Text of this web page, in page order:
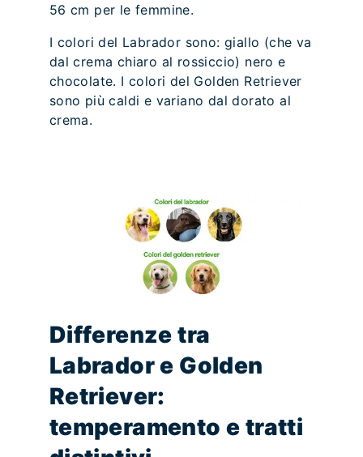
56 cm per le femmine.
I colori del Labrador sono: giallo (che va
dal crema chiaro al rossiccio) nero e
chocolate. I colori del Golden Retriever
sono più caldi e variano dal dorato al
crema.
Differenze tra
Labrador e Golden
Retriever:
temperamento e tratti